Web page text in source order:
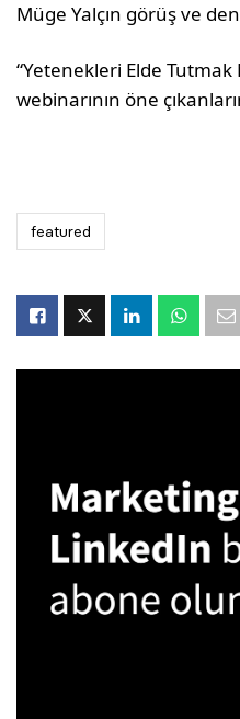
Müge Yalçın görüş ve
“Yetenekleri Elde Tutmak
webinarının öne
featured